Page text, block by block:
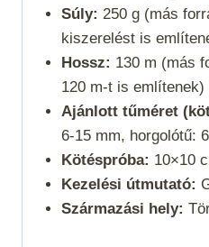
Súly: 250 g (más
kiszerelést is
Hossz: 130 m (más
120 m-t is említenek)
Ajánlott tűméret
6-15 mm, horgolótű:
Kötéspróba: 10×10
Kezelési útmutató:
Származási hely: